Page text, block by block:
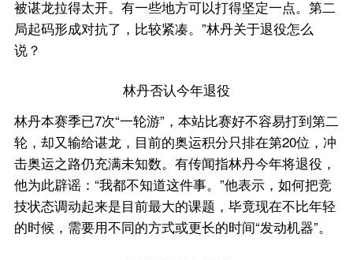
被谌龙拉得太开。有一些地方可以打得坚定一点。第二
局起码形成对抗了，比较紧凑。”林丹关于退役怎么
说？
林丹否认今年退役
林丹本赛季已7次“一轮游”，本站比赛好不容易打到第二
轮，却又输给谌龙，目前的奥运积分只排在第20位，冲
击奥运之路仍充满未知数。有传闻指林丹今年将退役，
他为此辟谣：“我都不知道这件事。”他表示，如何把竞
技状态调动起来是目前最大的课题，毕竟现在不比年轻
的时候，需要用不同的方式或更长的时间“发动机器”。